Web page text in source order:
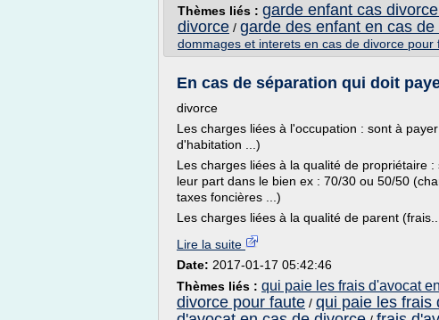
Thèmes liés : garde enfant cas
divorce / garde des enfant en cas de
dommages et interets en cas de divorce pour
En cas de séparation qui doit
divorce
Les charges liées à l'occupation : sont à
d'habitation ...)
Les charges liées à la qualité de propriétaire
leur part dans le bien ex : 70/30 ou 50/50
taxes foncières ...)
Les charges liées à la qualité de parent (frais...
Lire la suite
Date: 2017-01-17 05:42:46
Thèmes liés : qui paie les frais d'avocat
divorce pour faute / qui paie les frais